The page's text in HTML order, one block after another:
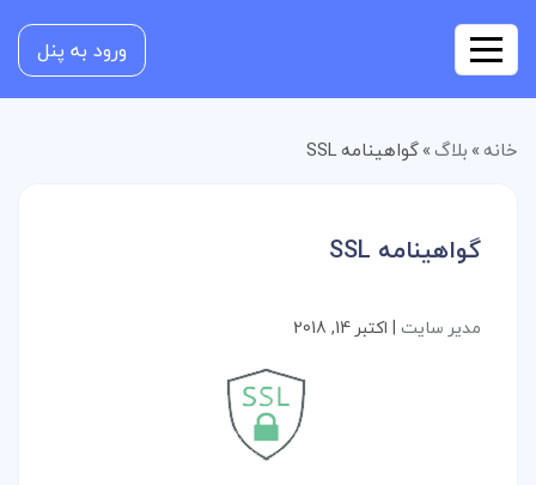
ورود به پنل
خانه»بلاگ»گواهینامه SSL
گواهینامه SSL
مدیر سایت | اکتبر 14, 2018